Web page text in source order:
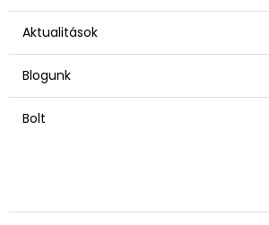
Aktualitások
Blogunk
Bolt